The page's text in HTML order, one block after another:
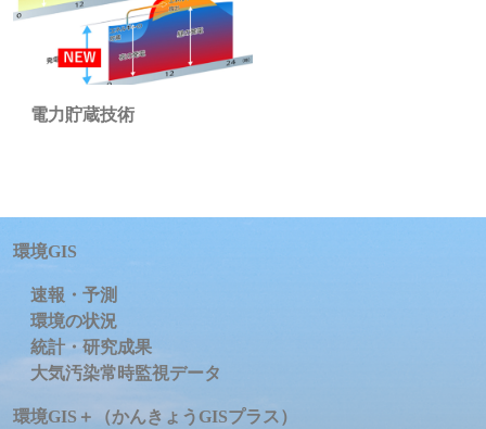
電力貯蔵技術
環境GIS
速報・予測
環境の状況
統計・研究成果
大気汚染常時監視データ
環境GIS＋（かんきょうGISプラス）